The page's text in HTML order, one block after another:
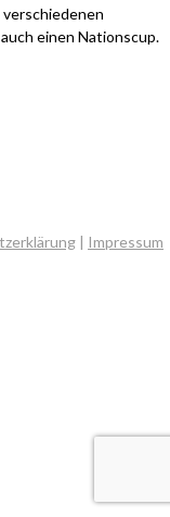
einen Nationscup.
| Impressum